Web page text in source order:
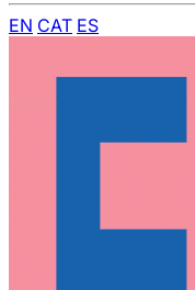
EN CAT ES